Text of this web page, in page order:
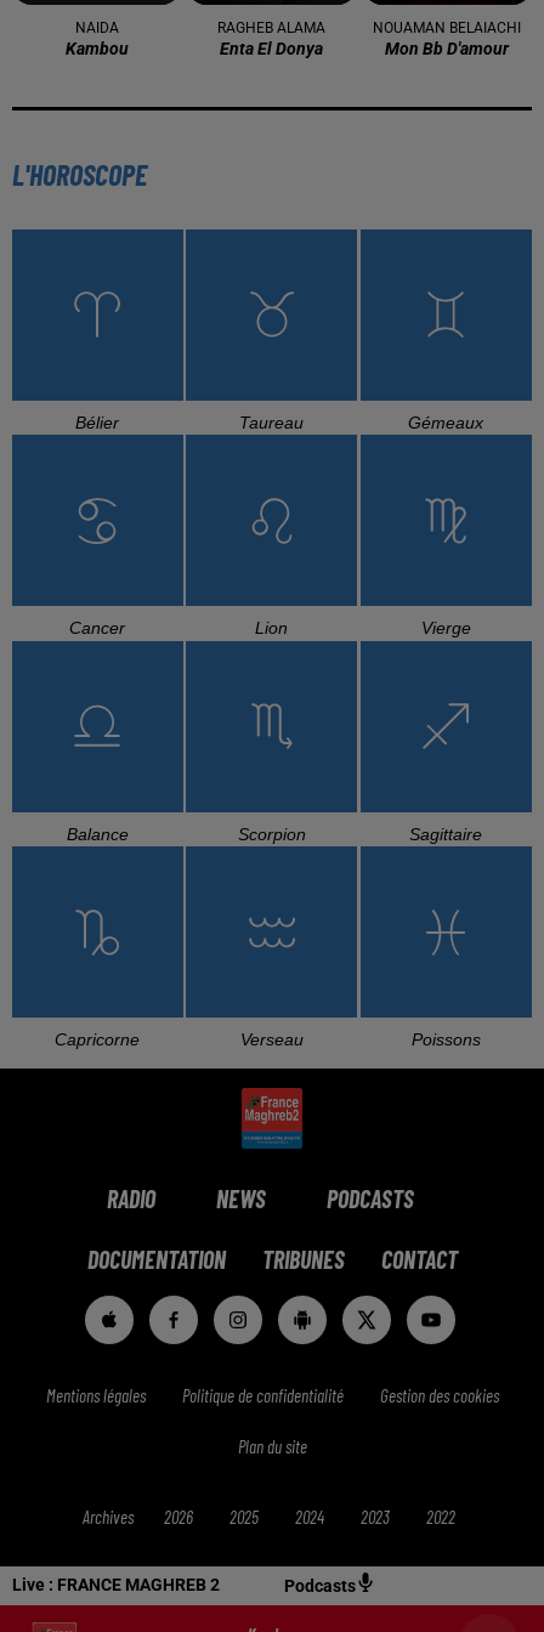
Live : FRANCE MAGHREB 2 Podcasts
NAIDA
Kambou
RAGHEB ALAMA
Enta El Donya
NOUAMAN BELAIACHI
Mon Bb D'amour
L'HOROSCOPE
Bélier Taureau Gémeaux
Cancer Lion Vierge
Balance Scorpion Sagittaire
Capricorne Verseau Poissons
RADIO NEWS PODCASTS
DOCUMENTATION TRIBUNES CONTACT
Mentions légales Politique de confidentialité Gestion des cookies
Plan du site
Archives 2026 2025 2024 2023 2022